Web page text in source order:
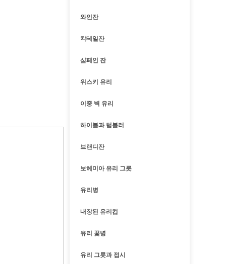
와인잔
칵테일잔
샴페인 잔
위스키 유리
이중 벽 유리
하이볼과 텀블러
브랜디잔
보헤미아 유리 그릇
유리병
내장된 유리컵
유리 꽃병
유리 그릇과 접시